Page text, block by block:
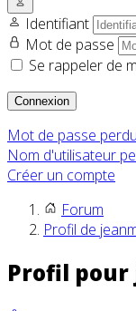
Identifiant
Mot de passe
Se rappeler de
Connexion
Mot de passe
Nom d'utilisateur
Créer un compte
Forum
Profil de
Profil pour